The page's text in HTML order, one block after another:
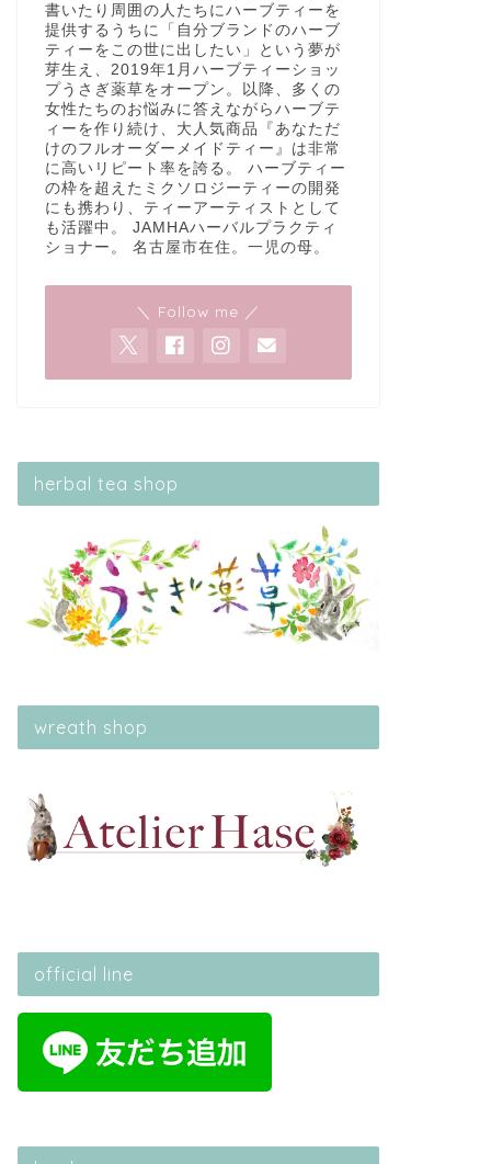
書いたり周囲の人たちにハーブティーを
提供するうちに「自分ブランドのハーブ
ティーをこの世に出したい」という夢が
芽生え、2019年1月ハーブティーショッ
プうさぎ薬草をオープン。以降、多くの
女性たちのお悩みに答えながらハーブテ
ィーを作り続け、大人気商品『あなただ
けのフルオーダーメイドティー』は非常
に高いリピート率を誇る。 ハーブティー
の枠を超えたミクソロジーティーの開発
にも携わり、ティーアーティストとして
も活躍中。 JAMHAハーバルプラクティ
ショナー。 名古屋市在住。一児の母。
＼ Follow me ／
herbal tea shop
wreath shop
official line